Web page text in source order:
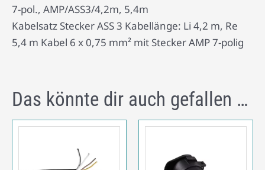
7-pol., AMP/ASS3/4,2m, 5,4m
Kabelsatz Stecker ASS 3 Kabellänge: Li 4,2 m, Re
5,4 m Kabel 6 x 0,75 mm² mit Stecker AMP 7-polig
Das könnte dir auch gefallen …